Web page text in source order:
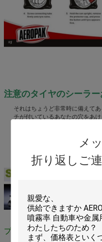
メ
折り返しご
注意のタイヤのシーラ
それはちょうど非常時に備えて
チが付いているあなたの穴をあ
、穴をあけるために激しく打た
子供の届かない保ちなさい。
プロダクト細部